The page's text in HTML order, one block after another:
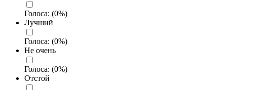
Голоса: (0%)
Лучший
Голоса: (0%)
Не очень
Голоса: (0%)
Отстой